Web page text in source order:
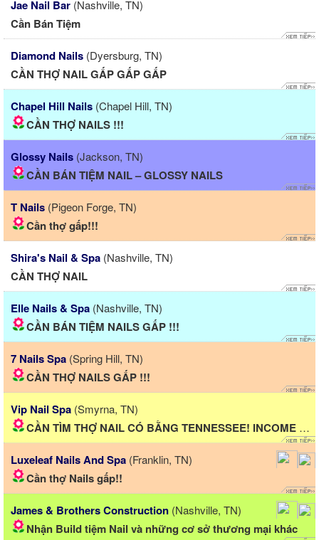
Jae Nail Bar (Nashville, TN)
Cần Bán Tiệm
Diamond Nails (Dyersburg, TN)
CẦN THỢ NAIL GẤP GẤP GẤP
Chapel Hill Nails (Chapel Hill, TN)
CẦN THỢ NAILS !!!
Glossy Nails (Jackson, TN)
CẦN BÁN TIỆM NAIL – GLOSSY NAILS
T Nails (Pigeon Forge, TN)
Cần thợ gấp!!!
Shira's Nail & Spa (Nashville, TN)
CẦN THỢ NAIL
Elle Nails & Spa (Nashville, TN)
CẦN BÁN TIỆM NAILS GẤP !!!
7 Nails Spa (Spring Hill, TN)
CẦN THỢ NAILS GẤP !!!
Vip Nail Spa (Smyrna, TN)
CẦN TÌM THỢ NAIL CÓ BẰNG TENNESSEE! INCOME CAO
Luxeleaf Nails And Spa (Franklin, TN)
Cần thợ Nails gấp!!
James & Brothers Construction (Nashville, TN)
Nhận Build tiệm Nail và những cơ sở thương mại khác